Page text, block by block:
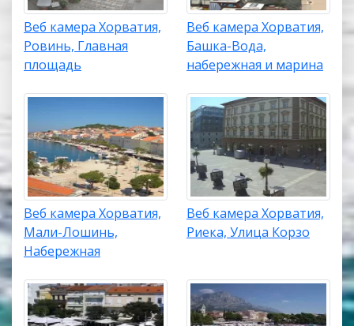
Веб камера Хорватия,
Ровинь, Главная
площадь
Веб камера Хорватия,
Башка-Вода,
набережная и марина
Веб камера Хорватия,
Мали-Лошинь,
Набережная
Веб камера Хорватия,
Риека, Улица Корзо